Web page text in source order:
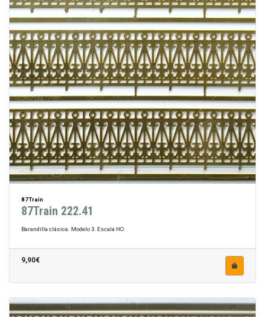
87Train
87Train 222.41
Barandilla clásica. Modelo 3. Escala HO.
9,90€